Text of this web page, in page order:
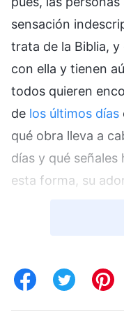
sensación
trata de la Biblia, y
con ella y tienen
todos quieren
de los últimos días
qué obra lleva a
días y qué
esta forma, su
últimos días, más
relacionadas con
ciega en la Biblia,
tienen deseo de